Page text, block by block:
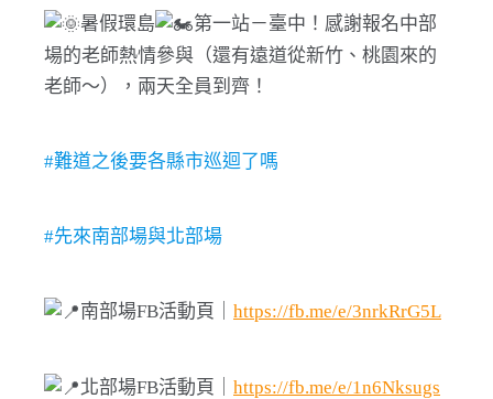
暑假環島
第一站－臺中！感謝報名中部
場的老師熱情參與（還有遠道從新竹、桃園來的
老師～），兩天全員到齊！
#難道之後要各縣市巡迴了嗎
#先來南部場與北部場
南部場FB活動頁｜ https://fb.me/e/3nrkRrG5L
北部場FB活動頁｜ https://fb.me/e/1n6Nksugs